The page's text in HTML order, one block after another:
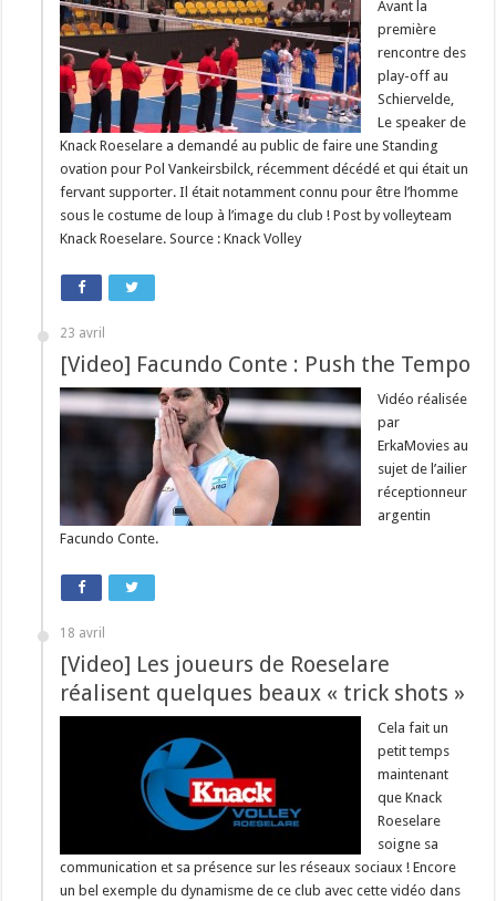
Avant la
première
rencontre des
play-off au
Schiervelde,
Le speaker de
Knack Roeselare a demandé au public de faire une Standing
ovation pour Pol Vankeirsbilck, récemment décédé et qui était un
fervant supporter. Il était notamment connu pour être l’homme
sous le costume de loup à l’image du club ! Post by volleyteam
Knack Roeselare. Source : Knack Volley
23 avril
[Video] Facundo Conte : Push the Tempo
Vidéo réalisée
par
ErkaMovies au
sujet de l’ailier
réceptionneur
argentin
Facundo Conte.
18 avril
[Video] Les joueurs de Roeselare
réalisent quelques beaux « trick shots »
Cela fait un
petit temps
maintenant
que Knack
Roeselare
soigne sa
communication et sa présence sur les réseaux sociaux ! Encore
un bel exemple du dynamisme de ce club avec cette vidéo dans